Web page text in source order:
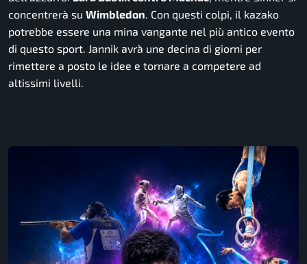
concentrerà su Wimbledon. Con questi colpi, il kazako
potrebbe essere una mina vangante nel più antico evento
di questo sport. Jannik avrà une decina di giorni per
rimettere a posto le idee e tornare a competere ad
altissimi livelli.